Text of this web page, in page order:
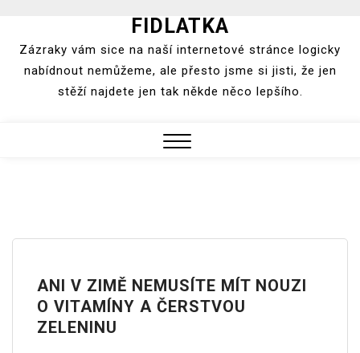
content
FIDLATKA
Zázraky vám sice na naší internetové stránce logicky
nabídnout nemůžeme, ale přesto jsme si jisti, že jen
stěží najdete jen tak někde něco lepšího.
ANI V ZIMĚ NEMUSÍTE MÍT NOUZI
O VITAMÍNY A ČERSTVOU
ZELENINU